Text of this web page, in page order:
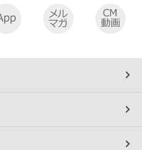
リング（店舗限定）
クボクローク」（店舗限定）
定）